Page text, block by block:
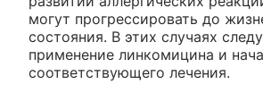
могут прогрессировать до
состояния. В этих случаях
применение линкомицина и
соответствующего лечения.